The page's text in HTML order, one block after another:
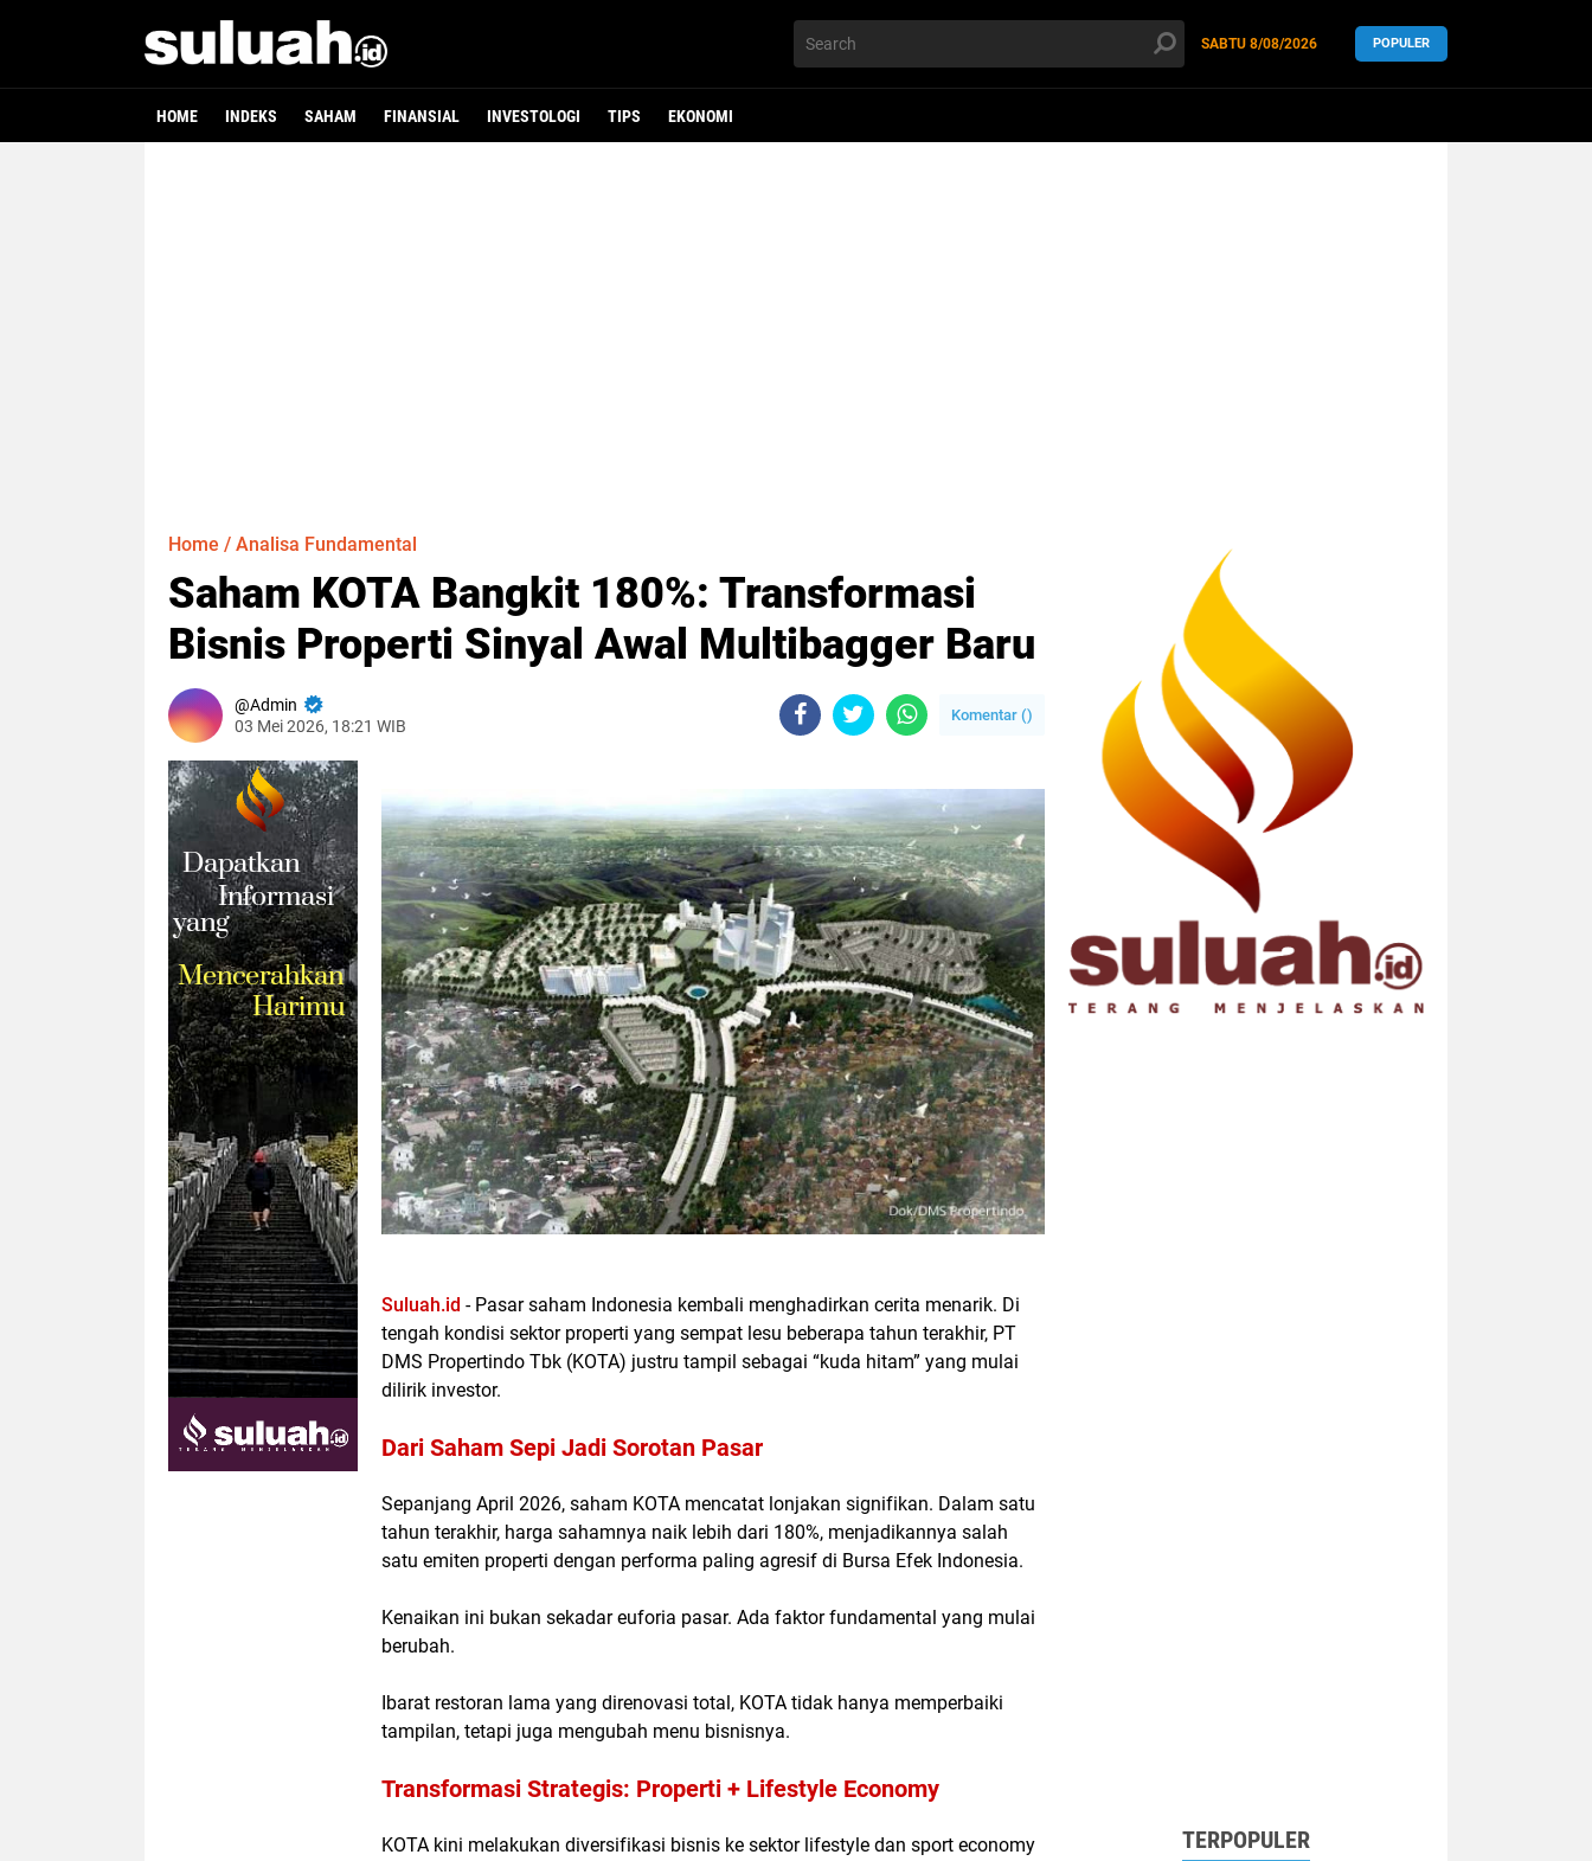
SABTU 8/08/2026 POPULER
HOME INDEKS SAHAM FINANSIAL INVESTOLOGI TIPS EKONOMI
Home / Analisa Fundamental
Saham KOTA Bangkit 180%: Transformasi
Bisnis Properti Sinyal Awal Multibagger Baru
Admin
03 Mei 2026, 18:21 WIB
Komentar ()
Suluah.id - Pasar saham Indonesia kembali menghadirkan cerita menarik. Di
tengah kondisi sektor properti yang sempat lesu beberapa tahun terakhir, PT
DMS Propertindo Tbk (KOTA) justru tampil sebagai “kuda hitam” yang mulai
dilirik investor.
Dari Saham Sepi Jadi Sorotan Pasar
Sepanjang April 2026, saham KOTA mencatat lonjakan signifikan. Dalam satu
tahun terakhir, harga sahamnya naik lebih dari 180%, menjadikannya salah
satu emiten properti dengan performa paling agresif di Bursa Efek Indonesia.
Kenaikan ini bukan sekadar euforia pasar. Ada faktor fundamental yang mulai
berubah.
Ibarat restoran lama yang direnovasi total, KOTA tidak hanya memperbaiki
tampilan, tetapi juga mengubah menu bisnisnya.
Transformasi Strategis: Properti + Lifestyle Economy
KOTA kini melakukan diversifikasi bisnis ke sektor lifestyle dan sport economy
TERPOPULER